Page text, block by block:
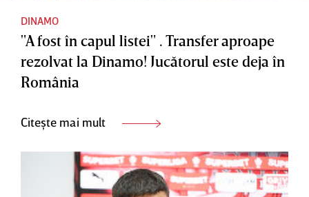
DINAMO
"A fost în capul listei" . Transfer aproape
rezolvat la Dinamo! Jucătorul este deja în
România
Citește mai mult